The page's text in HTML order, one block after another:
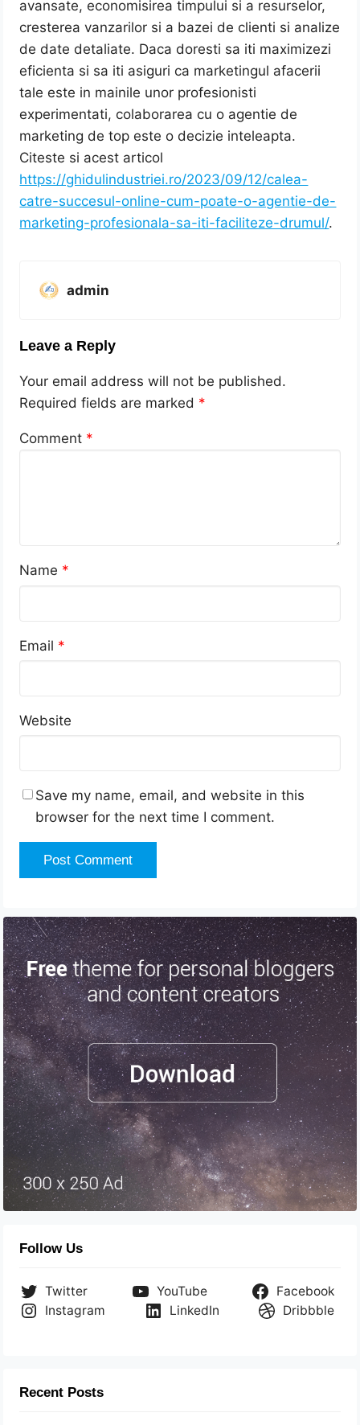
avansate, economisirea timpului si a resurselor,
cresterea vanzarilor si a bazei de clienti si analize
de date detaliate. Daca doresti sa iti maximizezi
eficienta si sa iti asiguri ca marketingul afacerii
tale este in mainile unor profesionisti
experimentati, colaborarea cu o agentie de
marketing de top este o decizie inteleapta.
Citeste si acest articol
https://ghidulindustriei.ro/2023/09/12/calea-
catre-succesul-online-cum-poate-o-agentie-de-
marketing-profesionala-sa-iti-faciliteze-drumul/.
admin
Leave a Reply
Your email address will not be published.
Required fields are marked *
Comment *
Name *
Email *
Website
Save my name, email, and website in this
browser for the next time I comment.
Follow Us
Twitter YouTube
Facebook
Instagram
LinkedIn Dribbble
Recent Posts